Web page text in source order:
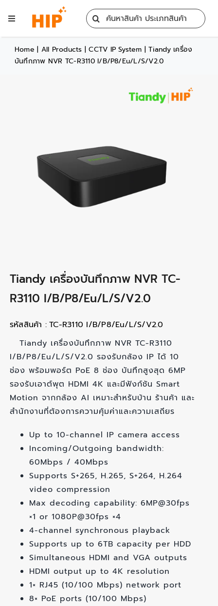
Toggle
Home
Services
Search
for:
Home | All Products |CCTV IP System |Tiandy เครื่อง
บันทึกภาพ NVR TC-R3110 I/B/P8/Eu/L/S/V2.0
Tiandy เครื่องบันทึกภาพ NVR TC-
R3110 I/B/P8/Eu/L/S/V2.0
รหัสสินค้า : TC-R3110 I/B/P8/Eu/L/S/V2.0
Tiandy เครื่องบันทึกภาพ NVR TC-R3110
I/B/P8/Eu/L/S/V2.0 รองรับกล้อง IP ได้ 10
ช่อง พร้อมพอร์ต PoE 8 ช่อง บันทึกสูงสุด 6MP
รองรับเอาต์พุต HDMI 4K และมีฟังก์ชัน Smart
Motion จากกล้อง AI เหมาะสำหรับบ้าน ร้านค้า และ
สำนักงานที่ต้องการความคุ้มค่าและความเสถียร
Up to 10-channel IP camera access
Incoming/Outgoing bandwidth:
60Mbps / 40Mbps
Supports S+265, H.265, S+264, H.264
video compression
Max decoding capability: 6MP@30fps
×1 or 1080P@30fps ×4
4-channel synchronous playback
Supports up to 6TB capacity per HDD
Simultaneous HDMI and VGA outputs
HDMI output up to 4K resolution
1× RJ45 (10/100 Mbps) network port
8× PoE ports (10/100 Mbps)